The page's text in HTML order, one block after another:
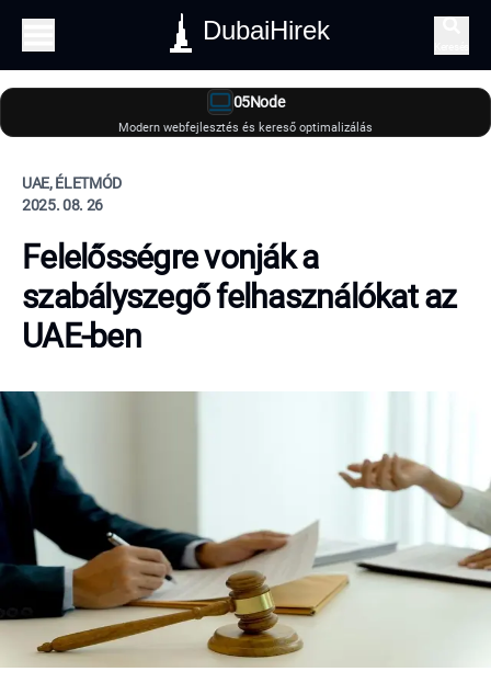
DubaiHirek
05Node
Modern webfejlesztés és kereső optimalizálás
UAE, ÉLETMÓD
2025. 08. 26
Felelősségre vonják a
szabályszegő felhasználókat az
UAE-ben